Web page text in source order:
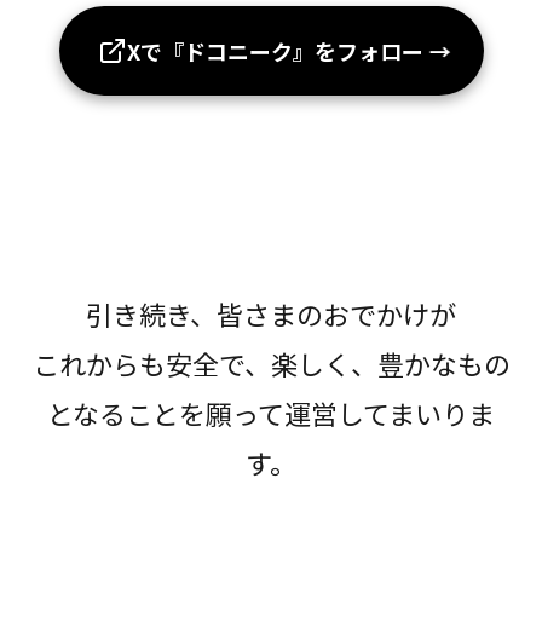
Xで『ドコニーク』をフォロー →
引き続き、皆さまのおでかけが
これからも安全で、楽しく、豊かなもの
となることを願って運営してまいりま
す。